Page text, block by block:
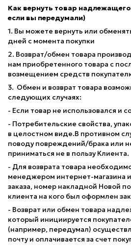
Как вернуть товар
если вы передумали)
1. Вы можете вернуть или
дней с момента покупки
2. Возврат/обмен товара
нам приобретенного товара с
возмещением средств
3. Обмен и возврат товара
следующих случаях:
- Если товар не использовался и
- Потребительские свойства,
в целостном виде.В противном
поводу повреждений/брака или
приниматься не в пользу Клиента.
- Для возврата товара
менеджером интернет-магазина
заказа, номер накладной Новой
клиента на кого был оформлен
- Возврат или обмен товара
который инициируется
(например, передумал)
почту и оплачивается за счет